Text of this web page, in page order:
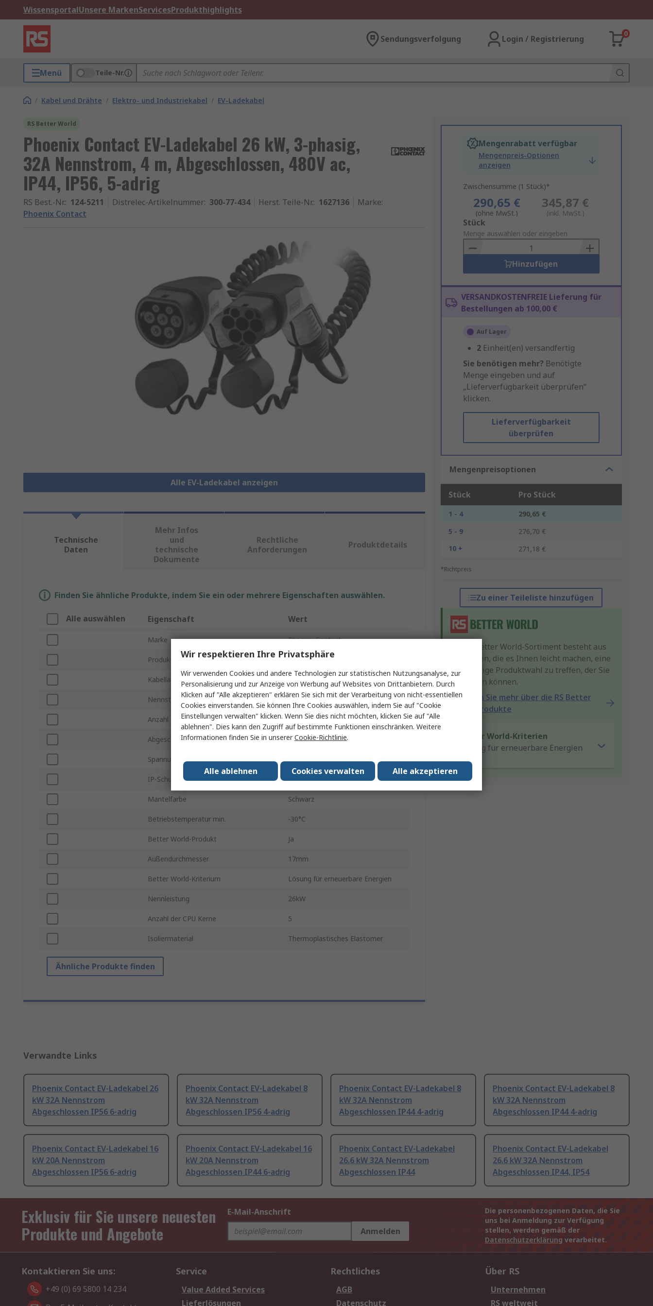
WissensportalUnsere MarkenServicesProdukthighlights
Sendungsverfolgung Login / Registrierung
0
Menü Teile-Nr.
/ Kabel und Drähte / Elektro- und Industriekabel / EV-Ladekabel
RS Better World
Phoenix Contact EV-Ladekabel 26 kW, 3-phasig,
32A Nennstrom, 4 m, Abgeschlossen, 480V ac,
IP44, IP56, 5-adrig
RS Best.-Nr.: 124-5211 Distrelec-Artikelnummer: 300-77-434 Herst. Teile-Nr.: 1627136 Marke:
Phoenix Contact
Alle EV-Ladekabel anzeigen
Mengenrabatt verfügbar
Mengenpreis-Optionen
anzeigen
Zwischensumme (1 Stück)*
290,65 €
(ohne MwSt.)
345,87 €
(inkl. MwSt.)
Add
to
Basket
Stück
Menge auswählen oder eingeben
Hinzufügen
VERSANDKOSTENFREIE Lieferung für
Bestellungen ab 100,00 €
Auf Lager
2 Einheit(en) versandfertig
Sie benötigen mehr? Benötigte
Menge eingeben und auf
„Lieferverfügbarkeit überprüfen“
klicken.
Lieferverfügbarkeit
überprüfen
Mengenpreisoptionen
Stück Pro Stück
1 - 4
290,65 €
5 - 9
276,70 €
10 +
271,18 €
*Richtpreis
Zu einer Teileliste hinzufügen
Unser Better World-Sortiment besteht aus
Produkten, die es Ihnen leicht machen, eine
nachhaltige Produktwahl zu treffen, der Sie
vertrauen können.
Erfahren Sie mehr über die RS Better
World-Produkte
Better World-Kriterien
Lösung für erneuerbare Energien
Technische
Daten
Mehr Infos
und
technische
Dokumente
Rechtliche
Anforderungen
Produktdetails
Finden Sie ähnliche Produkte, indem Sie ein oder mehrere Eigenschaften auswählen.
Alle auswählen Eigenschaft Wert
Marke Phoenix Contact
Produkt Typ EV-Ladekabel
Kabellänge
Nennstrom 32A
Anzahl der Phasen 3
Abgeschlossen/Nicht abgeschlossen Abgeschlossen
Spannung 480V ac
IP-Schutzart IP44, IP56
Mantelfarbe Schwarz
Betriebstemperatur min. -30°C
Better World-Produkt Ja
Außendurchmesser 17mm
Better World-Kriterium Lösung für erneuerbare Energien
Nennleistung 26kW
Anzahl der CPU Kerne 5
Isoliermaterial Thermoplastisches Elastomer
Ähnliche Produkte finden
Verwandte Links
Phoenix Contact EV-Ladekabel 26
kW 32A Nennstrom
Abgeschlossen IP56 6-adrig
Phoenix Contact EV-Ladekabel 8
kW 32A Nennstrom
Abgeschlossen IP56 4-adrig
Phoenix Contact EV-Ladekabel 8
kW 32A Nennstrom
Abgeschlossen IP44 4-adrig
Phoenix Contact EV-Ladekabel 8
kW 32A Nennstrom
Abgeschlossen IP44 4-adrig
Phoenix Contact EV-Ladekabel 16
kW 20A Nennstrom
Abgeschlossen IP56 6-adrig
Phoenix Contact EV-Ladekabel 16
kW 20A Nennstrom
Abgeschlossen IP44 6-adrig
Phoenix Contact EV-Ladekabel
26.6 kW 32A Nennstrom
Abgeschlossen IP44
Phoenix Contact EV-Ladekabel
26.6 kW 32A Nennstrom
Abgeschlossen IP44, IP54
Exklusiv für Sie unsere neuesten
Produkte und Angebote
E-Mail-Anschrift
Anmelden
Die personenbezogenen Daten, die Sie
uns bei Anmeldung zur Verfügung
stellen, werden gemäß der
Datenschutzerklärung verarbeitet.
Kontaktieren Sie uns:
+49 (0) 69 5800 14 234
Service
Value Added Services
Lieferlösungen
Rechtliches
AGB
Datenschutz
Über RS
Unternehmen
RS weltweit
Wir respektieren Ihre Privatsphäre
Wir verwenden Cookies und andere Technologien zur statistischen Nutzungsanalyse, zur
Personalisierung und zur Anzeige von Werbung auf Websites von Drittanbietern. Durch
Klicken auf "Alle akzeptieren" erklären Sie sich mit der Verarbeitung von nicht-essentiellen
Cookies einverstanden. Sie können Ihre Cookies auswählen, indem Sie auf "Cookie
Einstellungen verwalten" klicken. Wenn Sie dies nicht möchten, klicken Sie auf "Alle
ablehnen". Dies kann den Zugriff auf bestimmte Funktionen einschränken. Weitere
Informationen finden Sie in unsererCookie-Richtlinie.
Alle akzeptieren
Cookies verwalten
Alle ablehnen